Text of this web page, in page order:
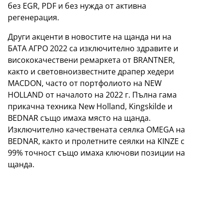
без EGR, PDF и без нужда от активна
регенерация.
Други акценти в новостите на щанда ни на
БАТА АГРО 2022 са изключително здравите и
висококачествени ремаркета от BRANTNER,
както и световноизвестните драпер хедери
MACDON, часто от портфолиото на NEW
HOLLAND от началото на 2022 г. Пълна гама
прикачна техника New Holland, Kingskilde и
BEDNAR също имаха място на щанда.
Изключително качествената сеялка OMEGA на
BEDNAR, както и пролетните сеялки на KINZE с
99% точност също имаха ключови позиции на
щанда.